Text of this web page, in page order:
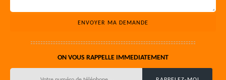
ON VOUS RAPPELLE IMMEDIATEMENT